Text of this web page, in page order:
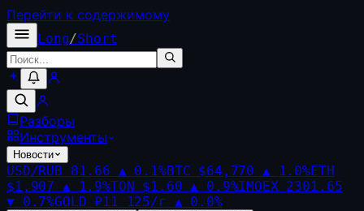
Перейти к содержимому
Long/Short
Разборы
Инструменты
Новости
USD/RUB 81.66 ▲ 0.1%BTC $64,770 ▲ 1.0%ETH
$1,907 ▲ 1.9%TON $1.60 ▲ 0.9%IMOEX 2301.65
▼ 0.7%GOLD ₽11 125/г ▲ 0.0%